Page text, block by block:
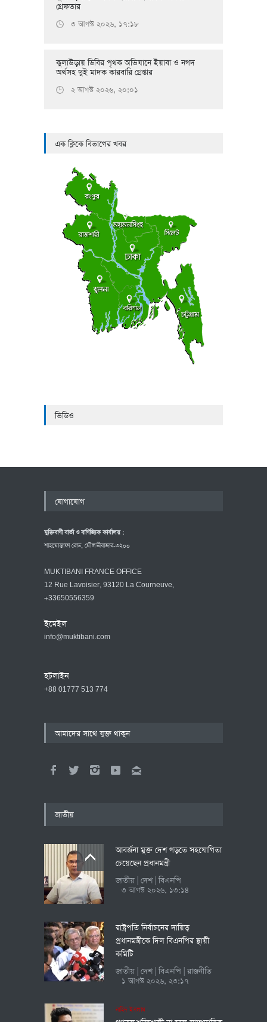
গ্রেফতার
🕒 ৩ আগস্ট ২০২৬, ১৭:১৮
কুলাউড়ায় ডিবির পৃথক অভিযানে ইয়াবা ও নগদ
অর্থসহ দুই মাদক কারবারি গ্রেপ্তার
🕒 ২ আগস্ট ২০২৬, ২০:০১
এক ক্লিকে বিভাগের খবর
ভিডিও
যোগাযোগ
মুক্তিবাণী বার্তা ও বাণিজ্যিক কার্যালয় :
শাহমোস্তাফা রোড, মৌলভীবাজার-৩২০০
MUKTIBANI FRANCE OFFICE
12 Rue Lavoisier, 93120 La Courneuve,
+33650556359
ইমেইল
info@muktibani.com
হটলাইন
+88 01777 513 774
আমাদের সাথে যুক্ত থাকুন
জাতীয়
আবর্জনা মুক্ত দেশ গড়তে সহযোগিতা
চেয়েছেন প্রধানমন্ত্রী
জাতীয় দেশ|বিএনপি
৩ আগস্ট ২০২৬, ১৩:১৪
রাষ্ট্রপতি নির্বাচনের দায়িত্ব
প্রধানমন্ত্রীকে দিল বিএনপির স্থায়ী
কমিটি
জাতীয় দেশ|বিএনপি |রাজনীতি
১ আগস্ট ২০২৬, ২৩:১৭
নাহিদ ইসলাম